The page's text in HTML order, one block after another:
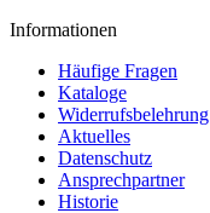
Informationen
Häufige Fragen
Kataloge
Widerrufsbelehrung
Aktuelles
Datenschutz
Ansprechpartner
Historie